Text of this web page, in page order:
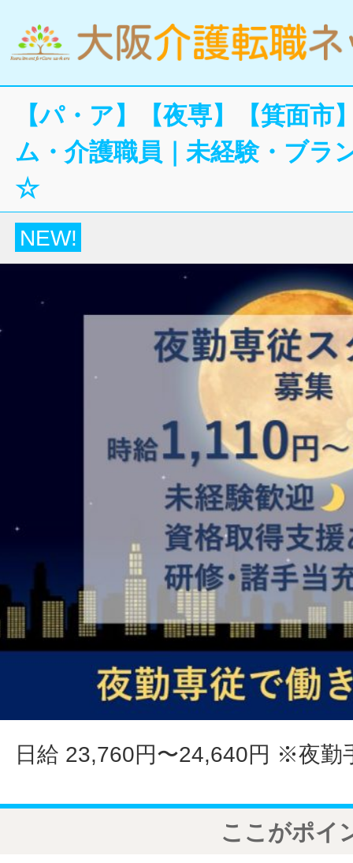
【パ・ア】【夜専】【箕面市
ム・介護職員｜未経験・ブラ
☆
NEW!
日給 23,760円〜24,640円 ※夜勤
ここがポイ